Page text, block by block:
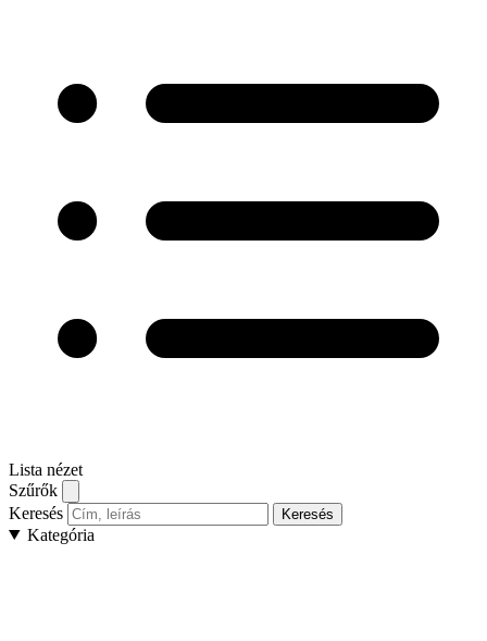
Lista nézet
Szűrők
Keresés
Keresés
Kategória